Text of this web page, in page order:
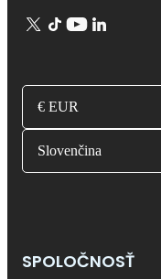
€ EUR
Slovenčina
SPOLOČNOSŤ